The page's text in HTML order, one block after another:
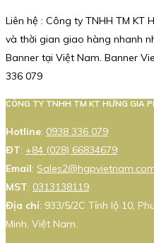
Liên hệ : Công ty TNHH TM KT
và thời gian giao hàng nhanh
Banner tại Việt Nam. Banner
336 079
CÔNG TY TNHH TM KT HƯNG GIA
Hotline: 0938 336 079
ĐT: +84 (028) 66834679
Email:
MST: 0313138119
Địa chỉ: 933/5/2C Tỉnh lộ 10,
Minh, Việt Nam.